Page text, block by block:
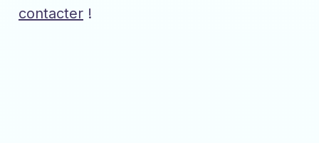
contacter !